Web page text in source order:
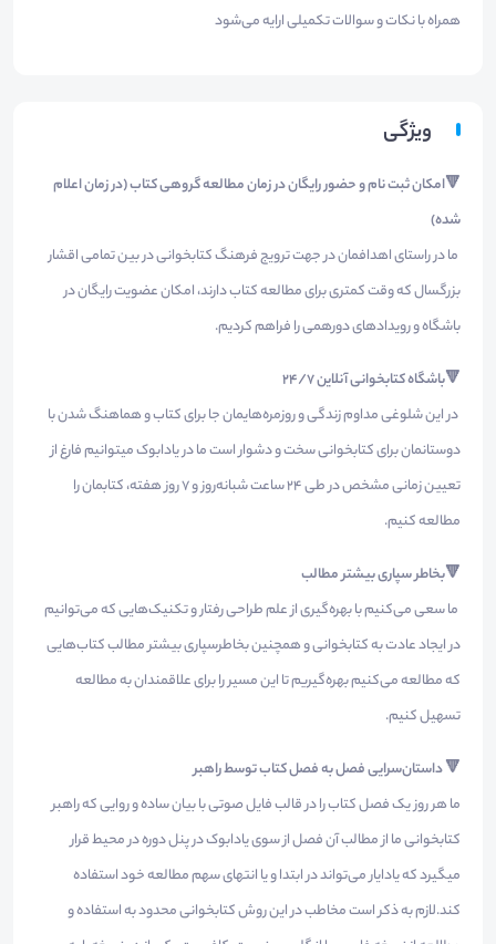
همراه با نکات و سوالات تکمیلی ارایه می‌شود
ویژگی
🔻امکان ثبت نام و حضور رایگان در زمان مطالعه گروهی کتاب (در زمان اعلام
شده)
ما در راستای اهدافمان در جهت ترویج فرهنگ کتابخوانی در بین تمامی اقشار
بزرگسال که وقت کمتری برای مطالعه کتاب دارند، امکان عضویت رایگان در
باشگاه و رویدادهای دورهمی را فراهم کردیم.
🔻باشگاه کتابخوانی آنلاین ۲۴/۷
در این شلوغی مداوم زندگی و روزمره‌هایمان جا برای کتاب و هماهنگ شدن با
دوستانمان برای کتابخوانی سخت و دشوار است ما در یادابوک میتوانیم فارغ از
تعیین زمانی مشخص در طی ۲۴ ساعت شبانه‌روز و ۷ روز هفته، کتابمان را
مطالعه کنیم.
🔻بخاطر سپاری بیشتر مطالب
ما سعی می‌کنیم با بهره‌گیری از علم طراحی رفتار و تکنیک‌هایی که می‌توانیم
در ایجاد عادت به کتابخوانی و همچنین بخاطرسپاری بیشتر مطالب کتاب‌هایی
که مطالعه می‌کنیم بهره‌گیریم تا این مسیر را برای علاقمندان به مطالعه
تسهیل کنیم.
🔻 داستان‌سرایی فصل به فصل کتاب توسط راهبر
ما هر روز یک فصل کتاب را در قالب فایل صوتی با بیان ساده و روایی که راهبر
کتابخوانی ما از مطالب آن فصل از سوی یادابوک در پنل دوره در محیط قرار
میگیرد که یادایار می‌تواند در ابتدا و یا انتهای سهم مطالعه خود استفاده
کند.لازم به ذکر است مخاطب در این روش کتابخوانی محدود به استفاده و